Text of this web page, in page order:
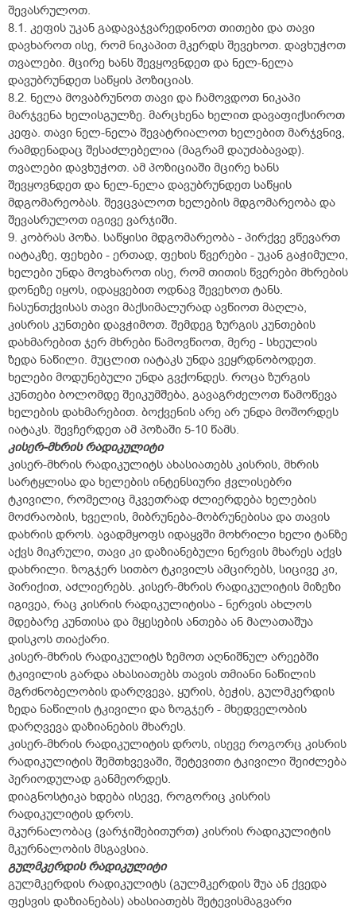
შევასრულოთ.
8.1. კეფის უკან გადავაჯვარედინოთ თითები და თავი
დავხაროთ ისე, რომ ნიკაპით მკერდს შევეხოთ. დავხუჭოთ
თვალები. მცირე ხანს შევყოვნდეთ და ნელ-ნელა
დავუბრუნდეთ საწყის პოზიციას.
8.2. ნელა მოვაბრუნოთ თავი და ჩამოვდოთ ნიკაპი
მარჯვენა ხელისგულზე. მარცხენა ხელით დავაფიქსიროთ
კეფა. თავი ნელ-ნელა შევატრიალოთ ხელებით მარჯვნივ,
რამდენადაც შესაძლებელია (მაგრამ დაუძაბავად).
თვალები დავხუჭოთ. ამ პოზიციაში მცირე ხანს
შევყოვნდეთ და ნელ-ნელა დავუბრუნდეთ საწყის
მდგომარეობას. შევცვალოთ ხელების მდგომარეობა და
შევასრულოთ იგივე ვარჯიში.
9. კობრას პოზა. საწყისი მდგომარეობა - პირქვე ვწევართ
იატაკზე, ფეხები - ერთად, ფეხის წვერები - უკან გაჭიმული,
ხელები უნდა მოვხაროთ ისე, რომ თითის წვერები მხრების
დონეზე იყოს, იდაყვებით ოდნავ შევეხოთ ტანს.
ჩასუნთქვისას თავი მაქსიმალურად ავწიოთ მაღლა,
კისრის კუნთები დავჭიმოთ. შემდეგ ზურგის კუნთების
დახმარებით ჯერ მხრები წამოვწიოთ, მერე - სხეულის
ზედა ნაწილი. მუცლით იატაკს უნდა ვეყრდნობოდეთ.
ხელები მოდუნებული უნდა გვქონდეს. როცა ზურგის
კუნთები ბოლომდე შეიკუმშება, გავაგრძელოთ წამოწევა
ხელების დახმარებით. ბოქვენის არე არ უნდა მოშორდეს
იატაკს. შევჩერდეთ ამ პოზაში 5-10 წამს.
კისერ-მხრის რადიკულიტი
კისერ-მხრის რადიკულიტს ახასიათებს კისრის, მხრის
სარტყლისა და ხელების ინტენსიური ჭვლისებრი
ტკივილი, რომელიც მკვეთრად ძლიერდება ხელების
მოძრაობის, ხველის, მიბრუნება-მობრუნებისა და თავის
დახრის დროს. ავადმყოფს იდაყვში მოხრილი ხელი ტანზე
აქვს მიკრული, თავი კი დაზიანებული ნერვის მხარეს აქვს
დახრილი. ზოგჯერ სითბო ტკივილს ამცირებს, სიცივე კი,
პირიქით, აძლიერებს. კისერ-მხრის რადიკულიტის მიზეზი
იგივეა, რაც კისრის რადიკულიტისა - ნერვის ახლოს
მდებარე კუნთისა და მყესების ანთება ან მალათაშუა
დისკოს თიაქარი.
კისერ-მხრის რადიკულიტს ზემოთ აღნიშნულ არეებში
ტკივილის გარდა ახასიათებს თავის თმიანი ნაწილის
მგრძნობელობის დარღვევა, ყურის, ბეჭის, გულმკერდის
ზედა ნაწილის ტკივილი და ზოგჯერ - მხედველობის
დარღვევა დაზიანების მხარეს.
კისერ-მხრის რადიკულიტის დროს, ისევე როგორც კისრის
რადიკულიტის შემთხვევაში, შეტევითი ტკივილი შეიძლება
პერიოდულად განმეორდეს.
დიაგნოსტიკა ხდება ისევე, როგორიც კისრის
რადიკულიტის დროს.
მკურნალობაც (ვარჯიშებითურთ) კისრის რადიკულიტის
მკურნალობის მსგავსია.
გულმკერდის რადიკულიტი
გულმკერდის რადიკულიტს (გულმკერდის შუა ან ქვედა
ფესვის დაზიანებას) ახასიათებს შეტევისმაგვარი